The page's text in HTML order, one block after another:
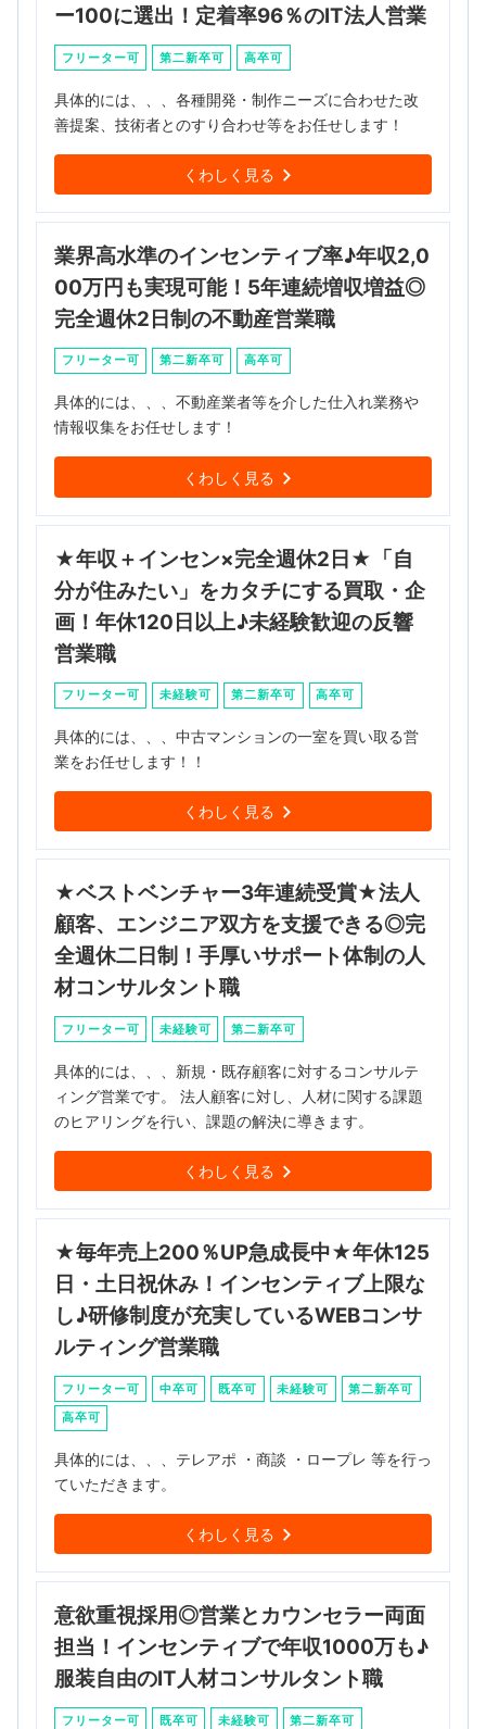
ー100に選出！定着率96％のIT法人営業
フリーター可 第二新卒可 高卒可
具体的には、、、各種開発・制作ニーズに合わせた改
善提案、技術者とのすり合わせ等をお任せします！
くわしく見る
業界高水準のインセンティブ率♪年収2,0
00万円も実現可能！5年連続増収増益◎
完全週休2日制の不動産営業職
フリーター可 第二新卒可 高卒可
具体的には、、、不動産業者等を介した仕入れ業務や
情報収集をお任せします！
くわしく見る
★年収＋インセン×完全週休2日★「自
分が住みたい」をカタチにする買取・企
画！年休120日以上♪未経験歓迎の反響
営業職
フリーター可 未経験可 第二新卒可 高卒可
具体的には、、、中古マンションの一室を買い取る営
業をお任せします！！
くわしく見る
★ベストベンチャー3年連続受賞★法人
顧客、エンジニア双方を支援できる◎完
全週休二日制！手厚いサポート体制の人
材コンサルタント職
フリーター可 未経験可 第二新卒可
具体的には、、、新規・既存顧客に対するコンサルテ
ィング営業です。 法人顧客に対し、人材に関する課題
のヒアリングを行い、課題の解決に導きます。
くわしく見る
★毎年売上200％UP急成長中★年休125
日・土日祝休み！インセンティブ上限な
し♪研修制度が充実しているWEBコンサ
ルティング営業職
フリーター可 中卒可 既卒可 未経験可
第二新卒可
高卒可
具体的には、、、テレアポ ・商談 ・ロープレ 等を行っ
ていただきます。
くわしく見る
意欲重視採用◎営業とカウンセラー両面
担当！インセンティブで年収1000万も♪
服装自由のIT人材コンサルタント職
フリーター可 既卒可 未経験可 第二新卒可